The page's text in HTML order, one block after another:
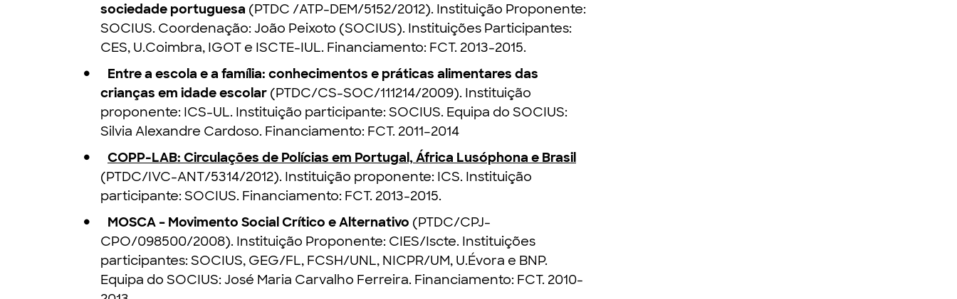
sociedade portuguesa (PTDC /ATP-DEM/5152/2012). Instituição Proponente:
SOCIUS. Coordenação: João Peixoto (SOCIUS). Instituições Participantes:
CES, U.Coimbra, IGOT e ISCTE-IUL. Financiamento: FCT. 2013-2015.
Entre a escola e a família: conhecimentos e práticas alimentares das
crianças em idade escolar (PTDC/CS-SOC/111214/2009). Instituição
proponente: ICS-UL. Instituição participante: SOCIUS. Equipa do SOCIUS:
Silvia Alexandre Cardoso. Financiamento: FCT. 2011–2014
COPP-LAB: Circulações de Polícias em Portugal, África Lusóphona e Brasil
(PTDC/IVC-ANT/5314/2012). Instituição proponente: ICS. Instituição
participante: SOCIUS. Financiamento: FCT. 2013-2015.
MOSCA – Movimento Social Crítico e Alternativo (PTDC/CPJ-
CPO/098500/2008). Instituição Proponente: CIES/Iscte. Instituições
participantes: SOCIUS, GEG/FL, FCSH/UNL, NICPR/UM, U.Évora e BNP.
Equipa do SOCIUS: José Maria Carvalho Ferreira. Financiamento: FCT. 2010-